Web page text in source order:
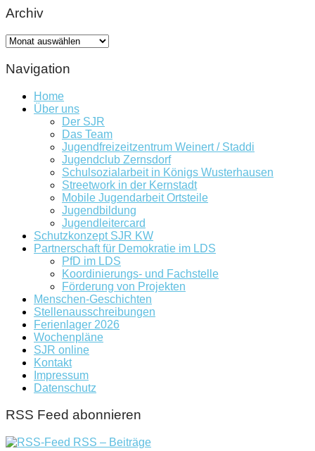
Archiv
Archiv
Navigation
Home
Über uns
Der SJR
Das Team
Jugendfreizeitzentrum Weinert / Staddi
Jugendclub Zernsdorf
Schulsozialarbeit in Königs Wusterhausen
Streetwork in der Kernstadt
Mobile Jugendarbeit Ortsteile
Jugendbildung
Jugendleitercard
Schutzkonzept SJR KW
Partnerschaft für Demokratie im LDS
PfD im LDS
Koordinierungs- und Fachstelle
Förderung von Projekten
Menschen-Geschichten
Stellenausschreibungen
Ferienlager 2026
Wochenpläne
SJR online
Kontakt
Impressum
Datenschutz
RSS Feed abonnieren
RSS – Beiträge